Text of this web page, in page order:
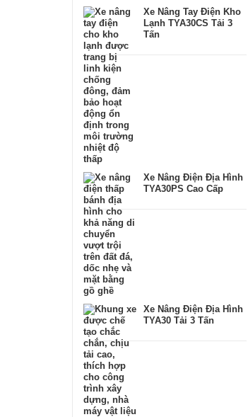
Xe Nâng Tay Điện Kho
Lạnh TYA30CS Tải 3
Tấn
Xe Nâng Điện Địa Hình
TYA30PS Cao Cấp
Xe Nâng Điện Địa Hình
TYA30 Tải 3 Tấn